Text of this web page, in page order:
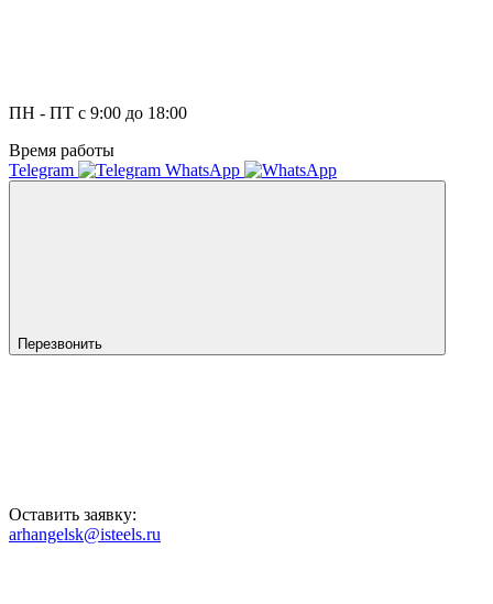
ПН - ПТ с 9:00 до 18:00
Время работы
Telegram
WhatsApp
Перезвонить
Оставить заявку:
arhangelsk@isteels.ru